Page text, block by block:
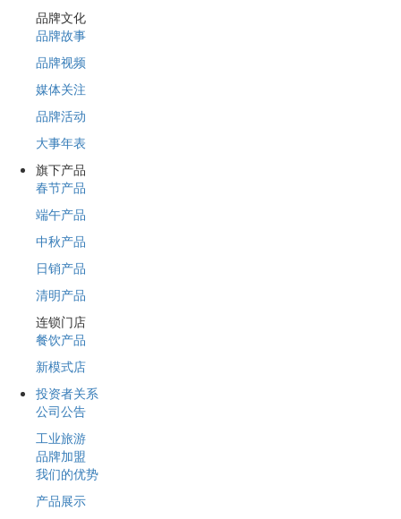
品牌文化
品牌故事
品牌视频
媒体关注
品牌活动
大事年表
旗下产品
春节产品
端午产品
中秋产品
日销产品
清明产品
连锁门店
餐饮产品
新模式店
投资者关系
公司公告
工业旅游
品牌加盟
我们的优势
产品展示